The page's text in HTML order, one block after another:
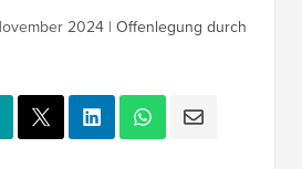
2024 | Offenlegung durch